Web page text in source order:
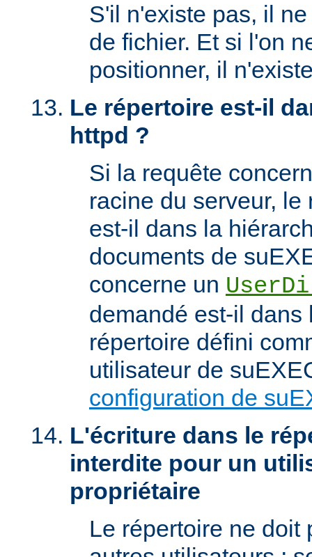
S'il n'existe pas, il
de fichier. Et si l'on
positionner, il
Le répertoire est-il
httpd ?
Si la requête
racine du serveur,
est-il dans la
documents de
concerne un
demandé est-il dans
répertoire défini
utilisateur de
configuration de
L'écriture dans le
interdite pour un
propriétaire
Le répertoire ne doit